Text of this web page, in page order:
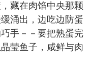
藏在肉馅中央那颗
涌出，边吃边防蛋
手－－要把熟蛋完
莹鱼子，咸鲜与肉